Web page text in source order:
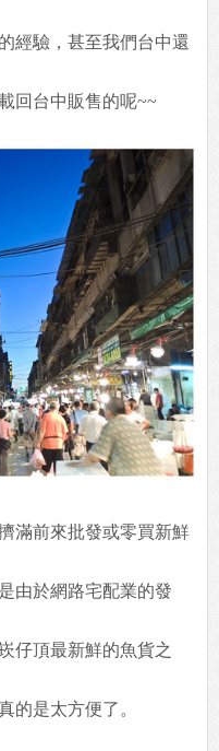
經驗，甚至我們台中還
回台中販售的呢~~
滿前來批發或零買新鮮
由於網路宅配業的發
仔頂最新鮮的魚貨之
的是太方便了。